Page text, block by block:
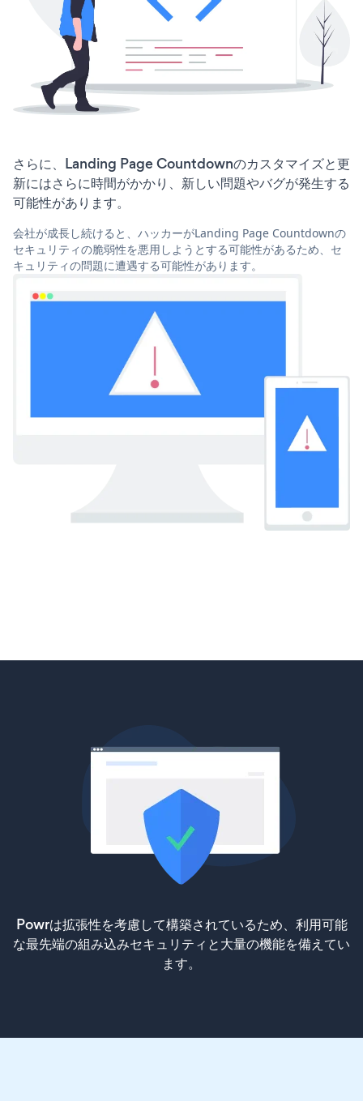
さらに、Landing Page Countdownのカスタマイズと更
新にはさらに時間がかかり、新しい問題やバグが発生する
可能性があります。
会社が成長し続けると、ハッカーがLanding Page Countdownの
セキュリティの脆弱性を悪用しようとする可能性があるため、セ
キュリティの問題に遭遇する可能性があります。
Powrは拡張性を考慮して構築されているため、利用可能
な最先端の組み込みセキュリティと大量の機能を備えてい
ます。